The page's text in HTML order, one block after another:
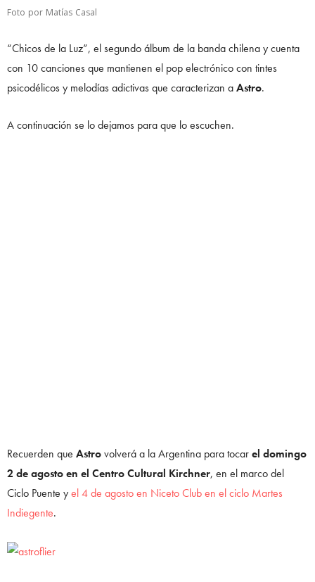
Foto por Matías Casal
“Chicos de la Luz”, el segundo álbum de la banda chilena y cuenta
con 10 canciones que mantienen el pop electrónico con tintes
psicodélicos y melodías adictivas que caracterizan aAstro.
A continuación se lo dejamos para que lo escuchen.
Recuerden que Astrovolverá a la Argentina para tocarel domingo
2 de agosto en el Centro Cultural Kirchner, en el marco del
Ciclo Puente yel 4 de agosto en Niceto Club en el ciclo Martes
Indiegente.